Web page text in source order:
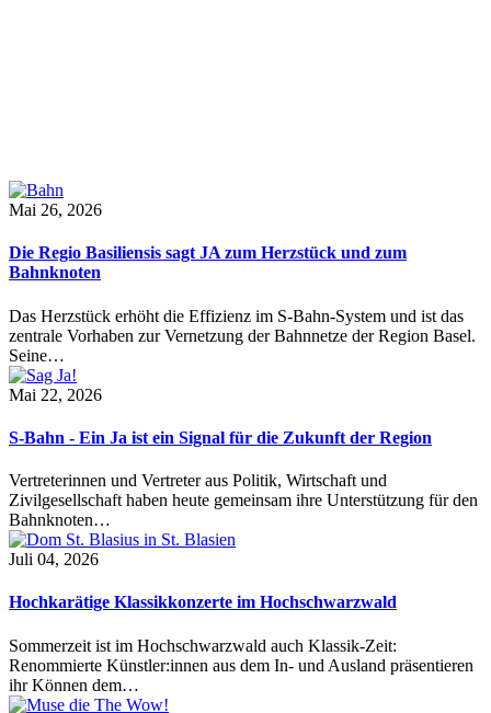
Mai 26, 2026
Die Regio Basiliensis sagt JA zum Herzstück und zum
Bahnknoten
Das Herzstück erhöht die Effizienz im S-Bahn-System und ist das
zentrale Vorhaben zur Vernetzung der Bahnnetze der Region Basel.
Seine…
Mai 22, 2026
S-Bahn - Ein Ja ist ein Signal für die Zukunft der Region
Vertreterinnen und Vertreter aus Politik, Wirtschaft und
Zivilgesellschaft haben heute gemeinsam ihre Unterstützung für den
Bahnknoten…
Juli 04, 2026
Hochkarätige Klassikkonzerte im Hochschwarzwald
Sommerzeit ist im Hochschwarzwald auch Klassik-Zeit:
Renommierte Künstler:innen aus dem In- und Ausland präsentieren
ihr Können dem…